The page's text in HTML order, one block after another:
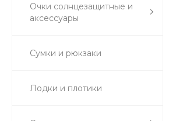
Очки солнцезащитные и
аксессуары
Сумки и рюкзаки
Лодки и плотики